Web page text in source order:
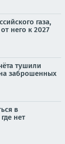
газа,
него к 2027
тушили
заброшенных
в
нет